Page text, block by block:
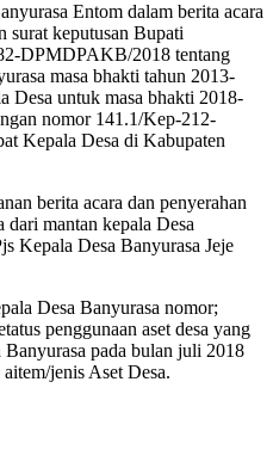
Entom dalam berita acara
surat keputusan Bupati
DPMDPAKB/2018 tentang
masa bhakti tahun 2013-
Desa untuk masa bhakti 2018-
nomor 141.1/Kep-212-
Kepala Desa di Kabupaten
berita acara dan penyerahan
dari mantan kepala Desa
Kepala Desa Banyurasa Jeje
Desa Banyurasa nomor;
penggunaan aset desa yang
pada bulan juli 2018
jenis Aset Desa.